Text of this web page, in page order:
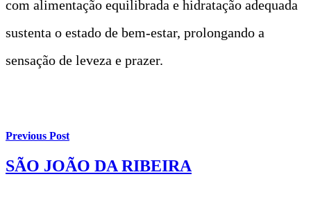
com alimentação equilibrada e hidratação adequada
sustenta o estado de bem-estar, prolongando a
sensação de leveza e prazer.
Previous Post
SÃO JOÃO DA RIBEIRA